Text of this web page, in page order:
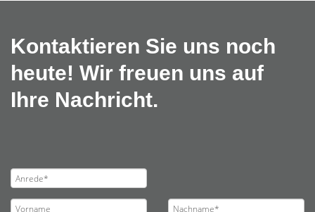
Kontaktieren Sie uns noch
heute! Wir freuen uns auf
Ihre Nachricht.